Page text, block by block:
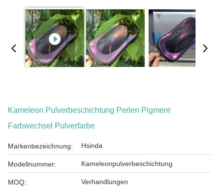
Kameleon Pulverbeschichtung Perlen Pigment
Farbwechsel Pulverfarbe
Markenbezeichnung: Hsinda
Modellnummer: Kameleonpulverbeschichtung
MOQ: Verhandlungen